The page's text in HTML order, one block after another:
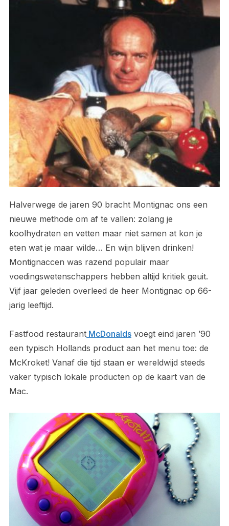
Halverwege de jaren 90 bracht Montignac ons een
nieuwe methode om af te vallen: zolang je
koolhydraten en vetten maar niet samen at kon je
eten wat je maar wilde… En wijn blijven drinken!
Montignaccen was razend populair maar
voedingswetenschappers hebben altijd kritiek geuit.
Vijf jaar geleden overleed de heer Montignac op 66-
jarig leeftijd.
Fastfood restaurantMcDonaldsvoegt eind jaren ’90
een typisch Hollands product aan het menu toe: de
McKroket! Vanaf die tijd staan er wereldwijd steeds
vaker typisch lokale producten op de kaart van de
Mac.